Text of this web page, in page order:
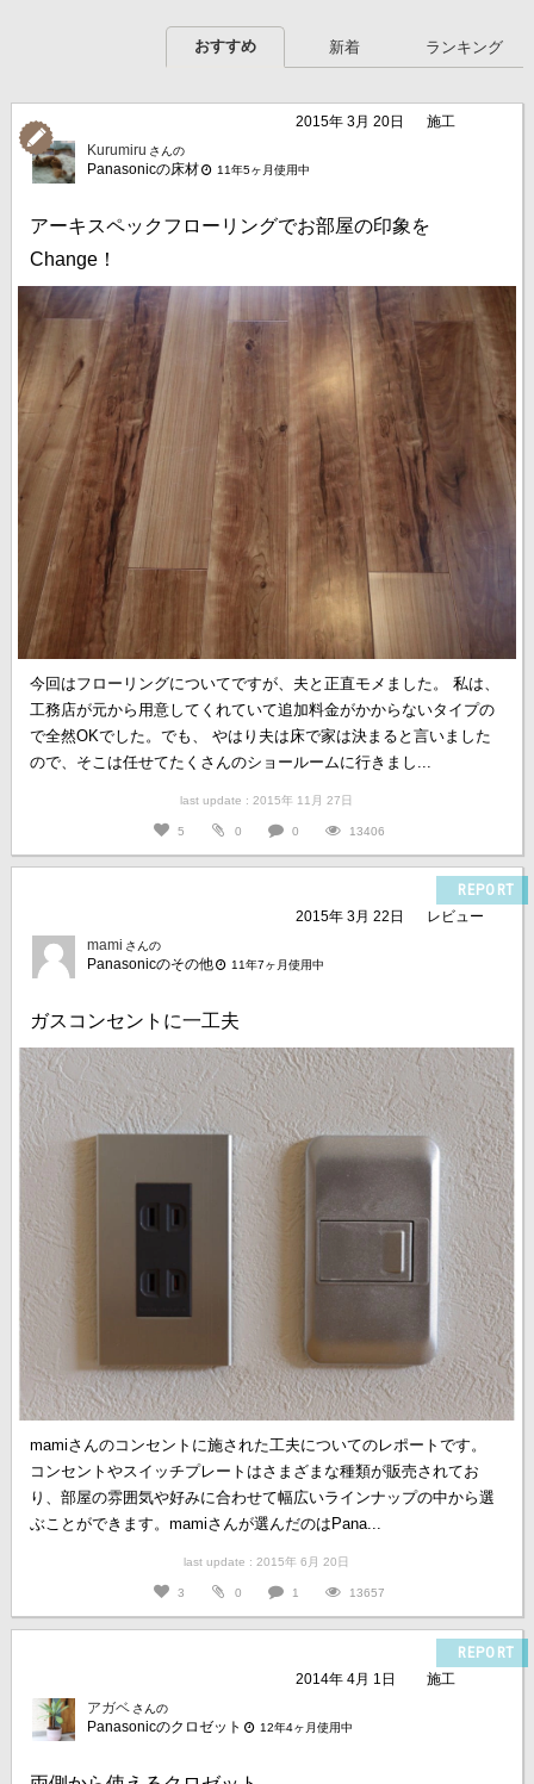
便器・便座
オーブン・レンジ 食器洗い乾燥機 洗濯機 除湿
おすすめ 新着 ランキング
2015年 3月 20日
施工
Kurumiru さんの
Panasonicの床材 11年5ヶ月使用中
アーキスペックフローリングでお部屋の印象を
Change！
今回はフローリングについてですが、夫と正直モメました。 私は、
工務店が元から用意してくれていて追加料金がかからないタイプの
で全然OKでした。でも、 やはり夫は床で家は決まると言いました
ので、そこは任せてたくさんのショールームに行きまし...
last update : 2015年 11月 27日
5 0 0 13406
REPORT
2015年 3月 22日
レビュー
mami さんの
Panasonicのその他 11年7ヶ月使用中
ガスコンセントに一工夫
mamiさんのコンセントに施された工夫についてのレポートです。
コンセントやスイッチプレートはさまざまな種類が販売されてお
り、部屋の雰囲気や好みに合わせて幅広いラインナップの中から選
ぶことができます。mamiさんが選んだのはPana...
last update : 2015年 6月 20日
3 0 1 13657
REPORT
2014年 4月 1日
施工
アガベ さんの
Panasonicのクロゼット 12年4ヶ月使用中